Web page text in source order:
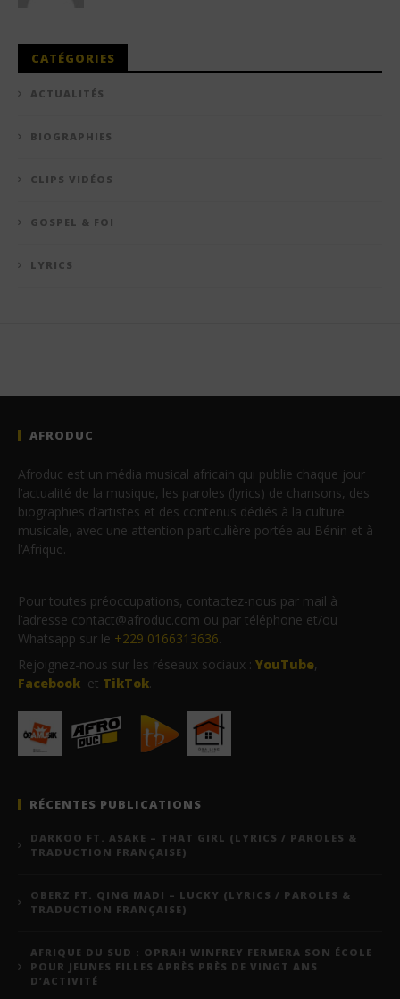
CATÉGORIES
ACTUALITÉS
BIOGRAPHIES
CLIPS VIDÉOS
GOSPEL & FOI
LYRICS
AFRODUC
Afroduc est un média musical africain qui publie chaque jour
l’actualité de la musique, les paroles (lyrics) de chansons, des
biographies d’artistes et des contenus dédiés à la culture
musicale, avec une attention particulière portée au Bénin et à
l’Afrique.
Pour toutes préoccupations, contactez-nous par mail à
l’adresse contact@afroduc.com ou par téléphone et/ou
Whatsapp sur le +229 0166313636.
Rejoignez-nous sur les réseaux sociaux : YouTube,
Facebook et TikTok.
RÉCENTES PUBLICATIONS
DARKOO FT. ASAKE – THAT GIRL (LYRICS / PAROLES &
TRADUCTION FRANÇAISE)
OBERZ FT. QING MADI – LUCKY (LYRICS / PAROLES &
TRADUCTION FRANÇAISE)
AFRIQUE DU SUD : OPRAH WINFREY FERMERA SON ÉCOLE
POUR JEUNES FILLES APRÈS PRÈS DE VINGT ANS
D’ACTIVITÉ